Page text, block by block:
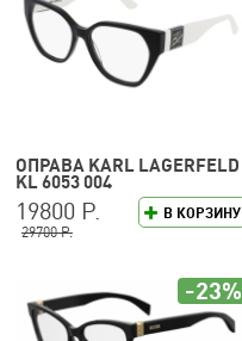
ОПРАВА KARL LAGERFELD
KL 6053 004
В КОРЗИНУ
19800 Р.
29700 Р.
-23%